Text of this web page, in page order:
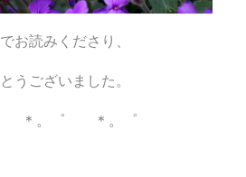
お読みくださり、
うございました。
＊。゜ ＊。゜